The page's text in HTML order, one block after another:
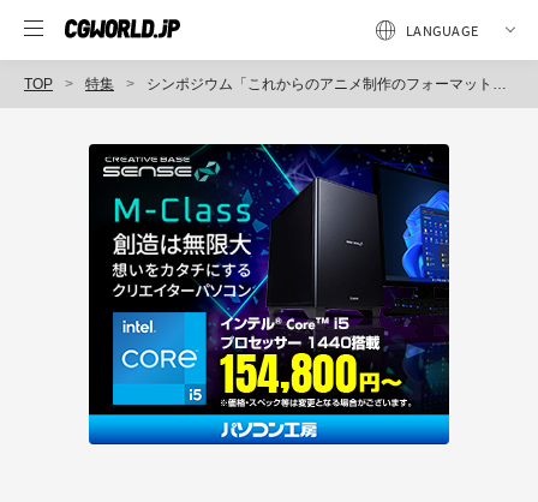
TOP 特集 シンポジウム「これからのアニメ制作のフォーマットについて（仮）」レポート～ACTF2021 in TAAF（2）